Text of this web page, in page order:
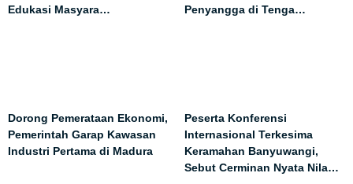
Edukasi Masyara…
Penyangga di Tenga…
Dorong Pemerataan Ekonomi,
Pemerintah Garap Kawasan
Industri Pertama di Madura
Peserta Konferensi
Internasional Terkesima
Keramahan Banyuwangi,
Sebut Cerminan Nyata Nila…